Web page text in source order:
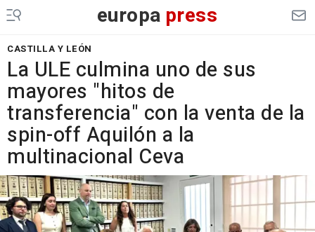
europa press
CASTILLA Y LEÓN
La ULE culmina uno de sus
mayores "hitos de
transferencia" con la venta de la
spin-off Aquilón a la
multinacional Ceva